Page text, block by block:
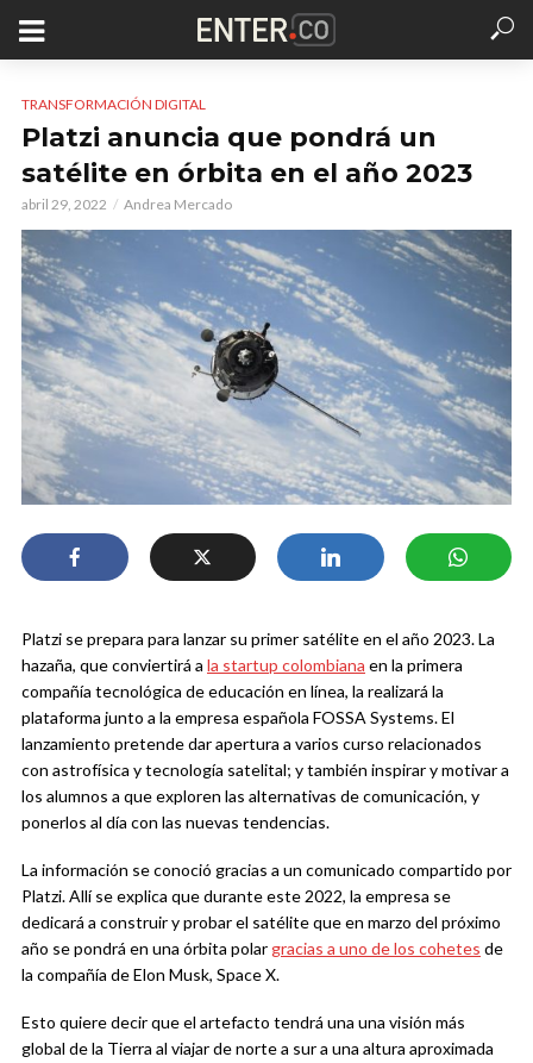
TRANSFORMACIÓN DIGITAL
Platzi anuncia que pondrá un
satélite en órbita en el año 2023
abril 29, 2022 Andrea Mercado
Platzi se prepara para lanzar su primer satélite en el año 2023. La
hazaña, que conviertirá a la startup colombiana en la primera
compañía tecnológica de educación en línea, la realizará la
plataforma junto a la empresa española FOSSA Systems. El
lanzamiento pretende dar apertura a varios curso relacionados
con astrofísica y tecnología satelital; y también inspirar y motivar a
los alumnos a que exploren las alternativas de comunicación, y
ponerlos al día con las nuevas tendencias.
La información se conoció gracias a un comunicado compartido por
Platzi. Allí se explica que durante este 2022, la empresa se
dedicará a construir y probar el satélite que en marzo del próximo
año se pondrá en una órbita polar gracias a uno de los cohetes de
la compañía de Elon Musk, Space X.
Esto quiere decir que el artefacto tendrá una una visión más
global de la Tierra al viajar de norte a sur a una altura aproximada